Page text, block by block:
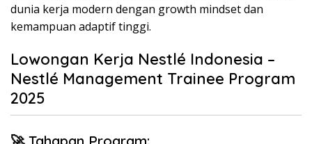
dunia kerja modern dengan growth mindset dan
kemampuan adaptif tinggi.
Lowongan Kerja Nestlé Indonesia –
Nestlé Management Trainee Program
2025